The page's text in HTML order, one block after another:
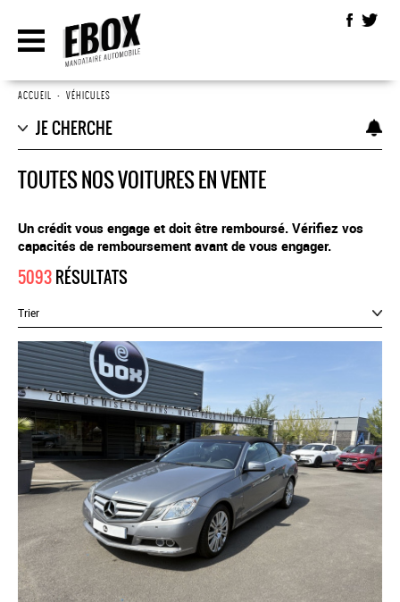
ACCUEIL • VÉHICULES
JE CHERCHE
TOUTES NOS VOITURES EN VENTE
Un crédit vous engage et doit être remboursé. Vérifiez vos
capacités de remboursement avant de vous engager.
5093RÉSULTATS
Trier